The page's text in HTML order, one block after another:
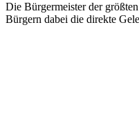
Die Bürgermeister der
Bürgern dabei die direkte